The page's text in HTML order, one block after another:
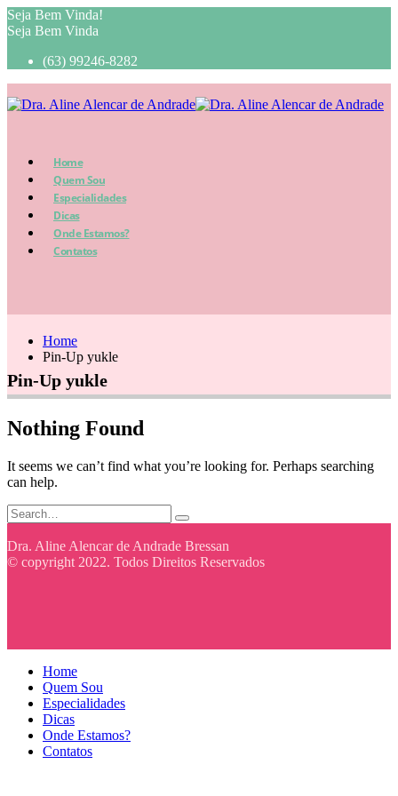
Seja Bem Vinda!
Seja Bem Vinda
(63) 99246-8282
Home
Quem Sou
Especialidades
Dicas
Onde Estamos?
Contatos
Home
Pin-Up yukle
Pin-Up yukle
Nothing Found
It seems we can’t find what you’re looking for. Perhaps searching
can help.
Dra. Aline Alencar de Andrade Bressan
© copyright 2022. Todos Direitos Reservados
Home
Quem Sou
Especialidades
Dicas
Onde Estamos?
Contatos